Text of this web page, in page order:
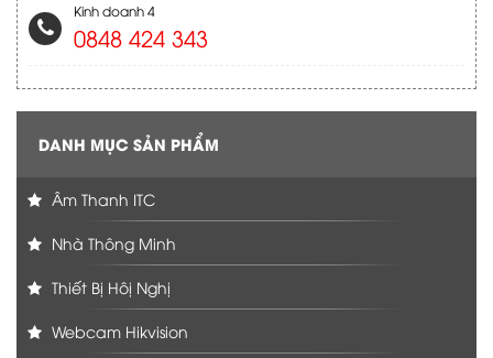
Kinh doanh 4
0848 424 343
DANH MỤC SẢN PHẨM
Âm Thanh ITC
Nhà Thông Minh
Thiết Bị Hôị Nghị
Webcam Hikvision